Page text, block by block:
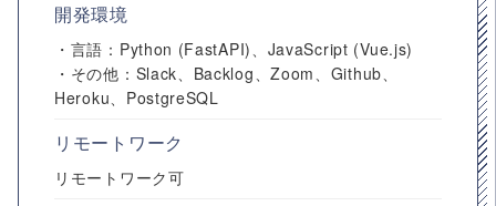
開発環境
・言語：Python (FastAPI)、JavaScript (Vue.js)
・その他：Slack、Backlog、Zoom、Github、
Heroku、PostgreSQL
リモートワーク
リモートワーク可